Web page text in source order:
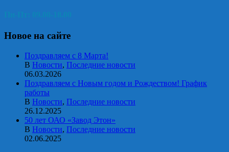
Новое на сайте
Поздравляем с 8 Марта!
В Новости, Последние новости
06.03.2026
Поздравляем с Новым годом и Рождеством! График
работы
В Новости, Последние новости
26.12.2025
50 лет ОАО «Завод Этон»
В Новости, Последние новости
02.06.2025